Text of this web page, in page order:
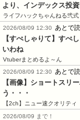
より、インデックス投
ライフハックちゃんねる弐式
2026/08/09 12:30
あとで
【すぺしゃりて】すぺ
いわね
Vtuberまとめるよ～ん
2026/08/09 12:30
あとで
【画像】ショートスリ
う・・・
【2ch】ニュー速クオリティ
2026/08/09 まで！